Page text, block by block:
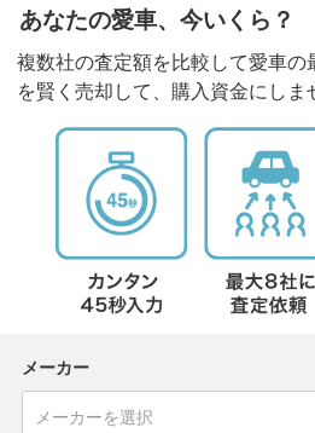
あなたの愛車、今いくら？
複数社の査定額を比較して愛車の
を賢く売却して、購入資金にしま
メーカー